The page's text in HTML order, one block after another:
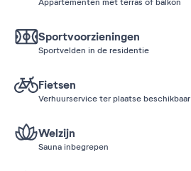
Appartementen met terras of balkon
Sportvoorzieningen
Sportvelden in de residentie
Fietsen
Verhuurservice ter plaatse beschikbaar
Welzijn
Sauna inbegrepen